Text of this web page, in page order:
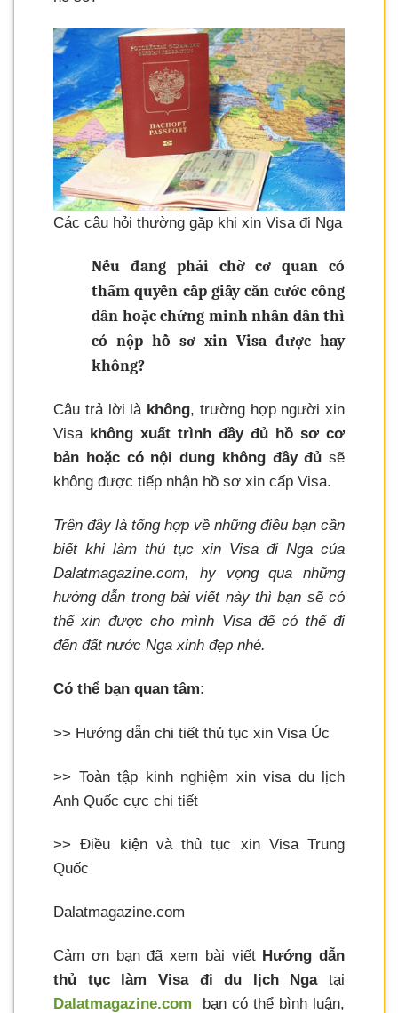
Các câu hỏi thường gặp khi xin Visa đi Nga
Nếu đang phải chờ cơ quan có
thẩm quyền cấp giấy căn cước công
dân hoặc chứng minh nhân dân thì
có nộp hồ sơ xin Visa được hay
không?
Câu trả lời là không, trường hợp người xin
Visa không xuất trình đầy đủ hồ sơ cơ
bản hoặc có nội dung không đầy đủ sẽ
không được tiếp nhận hồ sơ xin cấp Visa.
Trên đây là tổng hợp về những điều bạn cần
biết khi làm thủ tục xin Visa đi Nga của
Dalatmagazine.com, hy vọng qua những
hướng dẫn trong bài viết này thì bạn sẽ có
thể xin được cho mình Visa để có thể đi
đến đất nước Nga xinh đẹp nhé.
Có thể bạn quan tâm:
>> Hướng dẫn chi tiết thủ tục xin Visa Úc
>> Toàn tập kinh nghiệm xin visa du lịch
Anh Quốc cực chi tiết
>> Điều kiện và thủ tục xin Visa Trung
Quốc
Dalatmagazine.com
Cảm ơn bạn đã xem bài viết Hướng dẫn
thủ tục làm Visa đi du lịch Ngatại
Dalatmagazine.com
bạn có thể bình luận,